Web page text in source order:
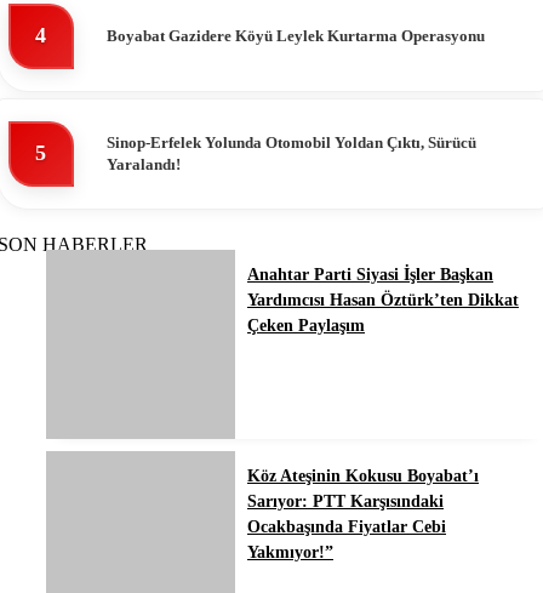
4 Boyabat Gazidere Köyü Leylek Kurtarma Operasyonu
5
Sinop-Erfelek Yolunda Otomobil Yoldan Çıktı, Sürücü
Yaralandı!
HABERLER
Anahtar Parti Siyasi İşler Başkan
Yardımcısı Hasan Öztürk’ten Dikkat
Çeken Paylaşım
Köz Ateşinin Kokusu Boyabat’ı
Sarıyor: PTT Karşısındaki
Ocakbaşında Fiyatlar Cebi
Yakmıyor!”